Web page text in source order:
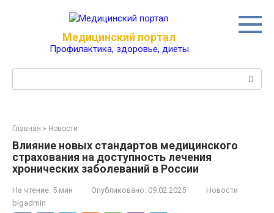
Медицинский портал
Профилактика, здоровье, диеты
Главная » Новости
Влияние новых стандартов медицинского
страхования на доступность лечения
хронических заболеваний в России
На чтение: 5 мин Опубликовано: 09.02.2025
Новости
bigadmin